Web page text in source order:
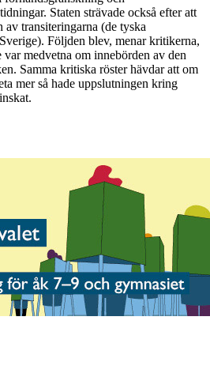
Staten strävade också efter att
av transiteringarna (de tyska
Följden blev, menar kritikerna,
medvetna om innebörden av den
Samma kritiska röster hävdar att om
mer så hade uppslutningen kring